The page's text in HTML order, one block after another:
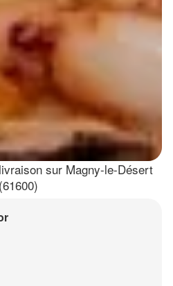
sur Magny-le-Désert
(61600)